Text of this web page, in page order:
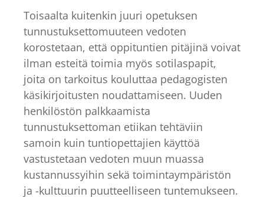
Toisaalta kuitenkin juuri opetuksen
tunnustuksettomuuteen vedoten
korostetaan, että oppituntien pitäjinä voivat
ilman esteitä toimia myös sotilaspapit,
joita on tarkoitus kouluttaa pedagogisten
käsikirjoitusten noudattamiseen. Uuden
henkilöstön palkkaamista
tunnustuksettoman etiikan tehtäviin
samoin kuin tuntiopettajien käyttöä
vastustetaan vedoten muun muassa
kustannussyihin sekä toimintaympäristön
ja -kulttuurin puutteelliseen tuntemukseen.